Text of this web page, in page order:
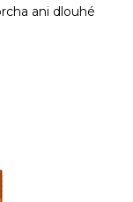
ani dlouhé